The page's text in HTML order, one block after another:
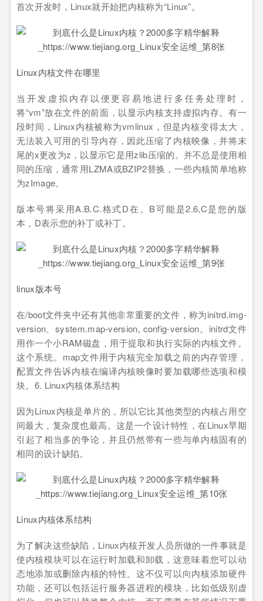
首次开发时，Linux就开始把内核称为“Linux”。
Linux内核文件在哪里
当开发虚拟内存以便更容易地进行多任务处理时，
将“vm”放在文件的前面，以显示内核支持虚拟内存。有一
段时间，Linux内核被称为vmlinux，但是内核变得太大，
无法装入可用的引导内存，因此压缩了内核映像，并将末
尾的x更改为z，以显示它是用zlib压缩的。并不总是使用相
同的压缩，通常用LZMA或BZIP2替换，一些内核简单地称
为zImage。
版本号将采用A.B.C.格式D在。B可能是2.6,C是您的版
本，D表示您的补丁或补丁。
linux版本号
在/boot文件夹中还有其他非常重要的文件，称为initrd.img-
version、system.map-version, config-version。initrd文件
用作一个小RAM磁盘，用于提取和执行实际的内核文件。
这个系统。map文件用于内核完全加载之前的内存管理，
配置文件告诉内核在编译内核映像时要加载哪些选项和模
块。6. Linux内核体系结构
因为Linux内核是单片的，所以它比其他类型的内核占用空
间最大，复杂度也最高。这是一个设计特性，在Linux早期
引起了相当多的争论，并且仍然带有一些与单内核固有的
相同的设计缺陷。
Linux内核体系结构
为了解决这些缺陷，Linux内核开发人员所做的一件事就是
使内核模块可以在运行时加载和卸载，这意味着您可以动
态地添加或删除内核的特性。这不仅可以向内核添加硬件
功能，还可以包括运行服务器进程的模块，比如低级别虚